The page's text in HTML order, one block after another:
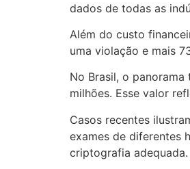
dados de todas as
Além do custo
uma violação e mais
No Brasil, o
milhões. Esse valor
Casos recentes
exames de diferentes
criptografia adequada.